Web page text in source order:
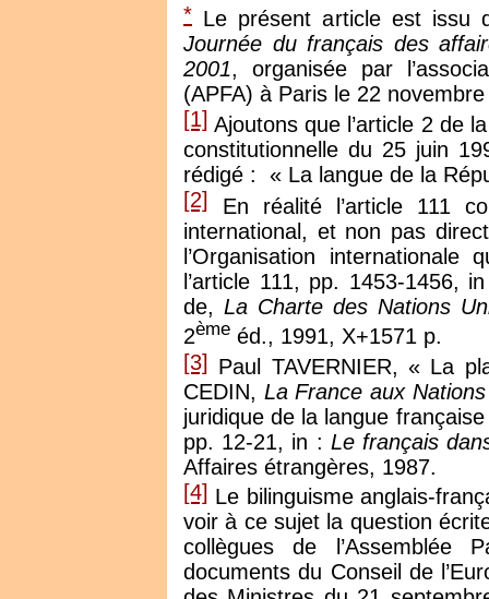
* Le présent article est issu
Journée du français des
2001, organisée par
(APFA) à Paris le 22
[1] Ajoutons que l’article 2 de
constitutionnelle du 25 juin
rédigé : « La langue de la
[2]
En réalité l’article 111
international, et non pas
l’Organisation internationale
l’article 111, pp. 1453-1456,
de, La Charte des Nations
2ème éd., 1991, X+1571 p.
[3] Paul TAVERNIER, « La
CEDIN, La France aux
juridique de la langue
pp. 12-21, in : Le français
Affaires étrangères, 1987.
[4] Le bilinguisme anglais-
voir à ce sujet la question
collègues de l’Assemblée
documents du Conseil de